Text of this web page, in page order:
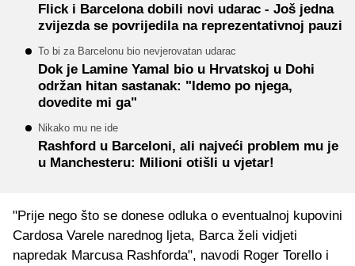
Flick i Barcelona dobili novi udarac - Još jedna
zvijezda se povrijedila na reprezentativnoj pauzi
To bi za Barcelonu bio nevjerovatan udarac
Dok je Lamine Yamal bio u Hrvatskoj u Dohi
održan hitan sastanak: "Idemo po njega,
dovedite mi ga"
Nikako mu ne ide
Rashford u Barceloni, ali najveći problem mu je
u Manchesteru: Milioni otišli u vjetar!
"Prije nego što se donese odluka o eventualnoj kupovini
Cardosa Varele narednog ljeta, Barca želi vidjeti
napredak Marcusa Rashforda", navodi Roger Torello i